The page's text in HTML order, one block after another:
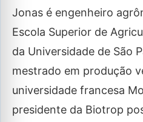
Jonas é engenheiro
Escola Superior de
da Universidade de São
mestrado em produção
universidade francesa
presidente da Biotrop